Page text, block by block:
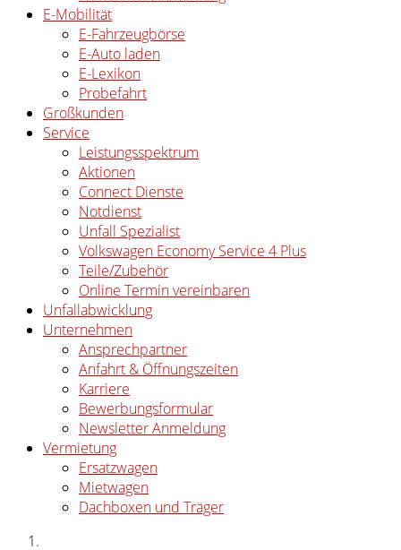
E-Mobilität
E-Fahrzeugbörse
E-Auto laden
E-Lexikon
Probefahrt
Großkunden
Service
Leistungsspektrum
Aktionen
Connect Dienste
Notdienst
Unfall Spezialist
Volkswagen Economy Service 4 Plus
Teile/Zubehör
Online Termin vereinbaren
Unfallabwicklung
Unternehmen
Ansprechpartner
Anfahrt & Öffnungszeiten
Karriere
Bewerbungsformular
Newsletter Anmeldung
Vermietung
Ersatzwagen
Mietwagen
Dachboxen und Träger